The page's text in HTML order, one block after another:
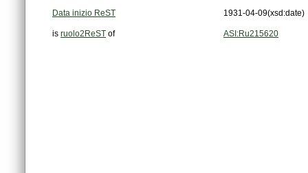
Data inizio ReST 1931-04-09(xsd:date)
is ruolo2ReST of ASI:Ru215620